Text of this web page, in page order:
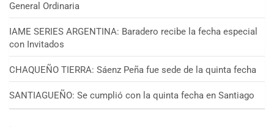
General Ordinaria
IAME SERIES ARGENTINA: Baradero recibe la fecha especial
con Invitados
CHAQUEÑO TIERRA: Sáenz Peña fue sede de la quinta fecha
SANTIAGUEÑO: Se cumplió con la quinta fecha en Santiago